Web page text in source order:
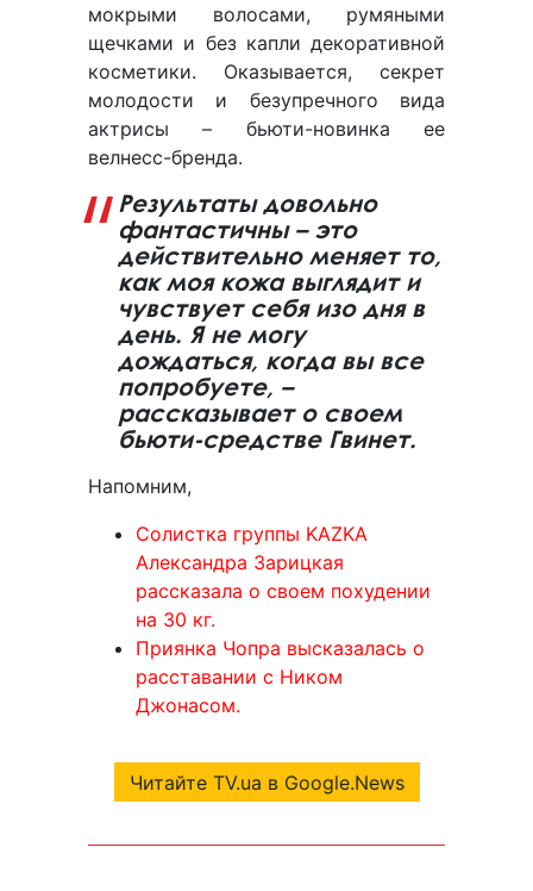
мокрыми волосами, румяными
щечками и без капли декоративной
косметики. Оказывается, секрет
молодости и безупречного вида
актрисы – бьюти-новинка ее
велнесс-бренда.
Результаты довольно
фантастичны – это
действительно меняет то,
как моя кожа выглядит и
чувствует себя изо дня в
день. Я не могу
дождаться, когда вы все
попробуете, –
рассказывает о своем
бьюти-средстве Гвинет.
Напомним,
Солистка группы KAZKA
Александра Зарицкая
рассказала о своем похудении
на 30 кг.
Приянка Чопра высказалась о
расставании с Ником
Джонасом.
Читайте TV.ua в Google.News